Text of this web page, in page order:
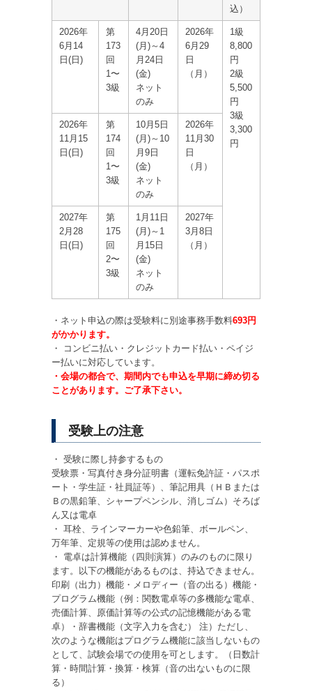
込）
2026年
6月14
日(日)
第
173
回
1〜
3級
4月20日
(月)～4
月24日
(金)
ネット
のみ
2026年
6月29
日
（月）
1級
8,800
円
2級
5,500
円
3級
3,300
円
2026年
11月15
日(日)
第
174
回
1〜
3級
10月5日
(月)～10
月9日
(金)
ネット
のみ
2026年
11月30
日
（月）
2027年
2月28
日(日)
第
175
回
2〜
3級
1月11日
(月)～1
月15日
(金)
ネット
のみ
2027年
3月8日
（月）
・ネット申込の際は受験料に別途事務手数料693円
がかかります。
・ コンビニ払い・クレジットカード払い・ペイジ
ー払いに対応しています。
・会場の都合で、期間内でも申込を早期に締め切る
ことがあります。ご了承下さい。
受験上の注意
・ 受験に際し持参するもの
受験票・写真付き身分証明書（運転免許証・パスポ
ート・学生証・社員証等）、筆記用具（ＨＢまたは
Ｂの黒鉛筆、シャープペンシル、消しゴム）そろば
ん又は電卓
・ 耳栓、ラインマーカーや色鉛筆、ボールペン、
万年筆、定規等の使用は認めません。
・ 電卓は計算機能（四則演算）のみのものに限り
ます。以下の機能があるものは、持込できません。
印刷（出力）機能・メロディー（音の出る）機能・
プログラム機能（例：関数電卓等の多機能な電卓、
売価計算、原価計算等の公式の記憶機能がある電
卓）・辞書機能（文字入力を含む） 注）ただし、
次のような機能はプログラム機能に該当しないもの
として、試験会場での使用を可とします。（日数計
算・時間計算・換算・検算（音の出ないものに限
る）